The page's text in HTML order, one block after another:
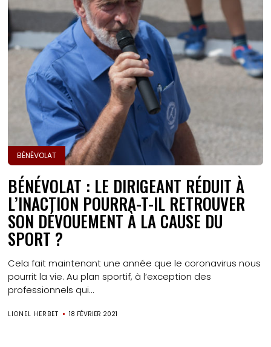
BÉNÉVOLAT
BÉNÉVOLAT : LE DIRIGEANT RÉDUIT À
L’INACTION POURRA-T-IL RETROUVER
SON DÉVOUEMENT À LA CAUSE DU
SPORT ?
Cela fait maintenant une année que le coronavirus nous
pourrit la vie. Au plan sportif, à l’exception des
professionnels qui...
LIONEL HERBET 18 FÉVRIER 2021